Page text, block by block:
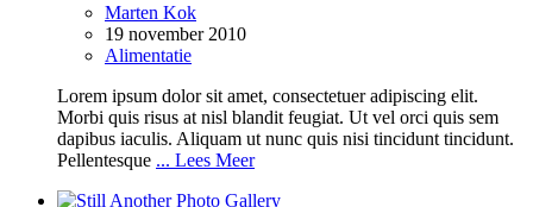
Marten Kok
19 november 2010
Alimentatie
Lorem ipsum dolor sit amet, consectetuer adipiscing elit.
Morbi quis risus at nisl blandit feugiat. Ut vel orci quis sem
dapibus iaculis. Aliquam ut nunc quis nisi tincidunt tincidunt.
Pellentesque ... Lees Meer